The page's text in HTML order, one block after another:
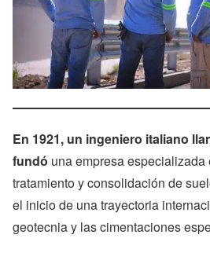
En 1921, un ingeniero italiano
fundó una empresa
tratamiento y consolidación de
el inicio de una trayectoria
geotecnia y las cimentaciones